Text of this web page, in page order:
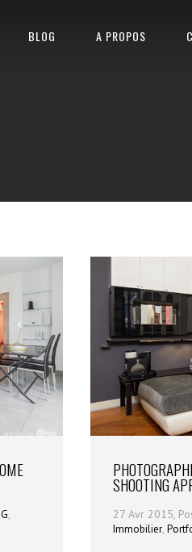
BLOG A PROPOS
,
SHOOTING
27 Avr 2015,
Immobilier,